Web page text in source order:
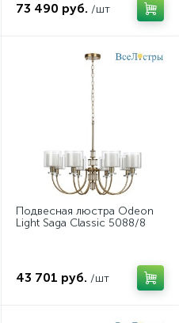
73 490 руб. /шт
Подвесная люстра Odeon
Light Saga Classic 5088/8
43 701 руб. /шт